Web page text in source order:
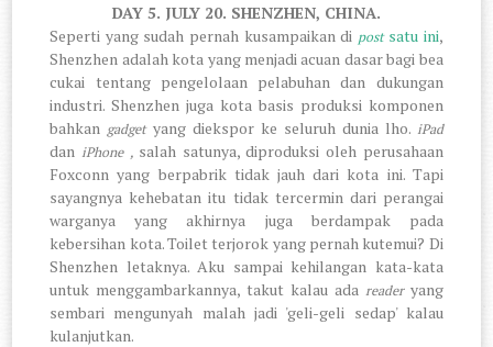
DAY 5. JULY 20. SHENZHEN, CHINA.
Seperti yang sudah pernah kusampaikan di post satu ini,
Shenzhen adalah kota yang menjadi acuan dasar bagi bea
cukai tentang pengelolaan pelabuhan dan dukungan
industri. Shenzhen juga kota basis produksi komponen
bahkan gadgetyang diekspor ke seluruh dunia lho. iPad
dan iPhone , salah satunya, diproduksi oleh perusahaan
Foxconn yang berpabrik tidak jauh dari kota ini. Tapi
sayangnya kehebatan itu tidak tercermin dari perangai
warganya yang akhirnya juga berdampak pada
kebersihan kota. Toilet terjorok yang pernah kutemui? Di
Shenzhen letaknya.Aku sampai kehilangan kata-kata
untuk menggambarkannya, takut kalau ada reader yang
sembari mengunyah malah jadi 'geli-geli sedap' kalau
kulanjutkan.